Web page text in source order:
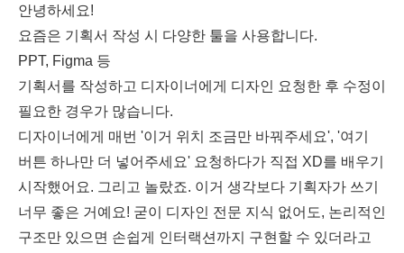
안녕하세요!
요즘은 기획서 작성 시 다양한 툴을 사용합니다.
PPT, Figma 등
기획서를 작성하고 디자이너에게 디자인 요청한 후 수정이
필요한 경우가 많습니다.
디자이너에게 매번 '이거 위치 조금만 바꿔주세요', '여기
버튼 하나만 더 넣어주세요' 요청하다가 직접 XD를 배우기
시작했어요. 그리고 놀랐죠. 이거 생각보다 기획자가 쓰기
너무 좋은 거예요! 굳이 디자인 전문 지식 없어도, 논리적인
구조만 있으면 손쉽게 인터랙션까지 구현할 수 있더라고